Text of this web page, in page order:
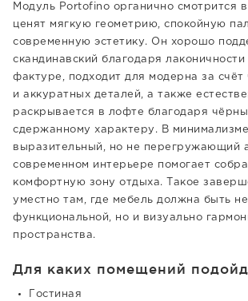
Модуль Portofino органично смотрится
ценят мягкую геометрию, спокойную
современную эстетику. Он хорошо
скандинавский благодаря
фактуре, подходит для модерна за счёт
и аккуратных деталей, а также
раскрывается в лофте благодаря
сдержанному характеру. В
выразительный, но не перегружающий
современном интерьере помогает
комфортную зону отдыха. Такое
уместно там, где мебель должна быть не
функциональной, но и визуально
пространства.
Для каких помещений
Гостиная